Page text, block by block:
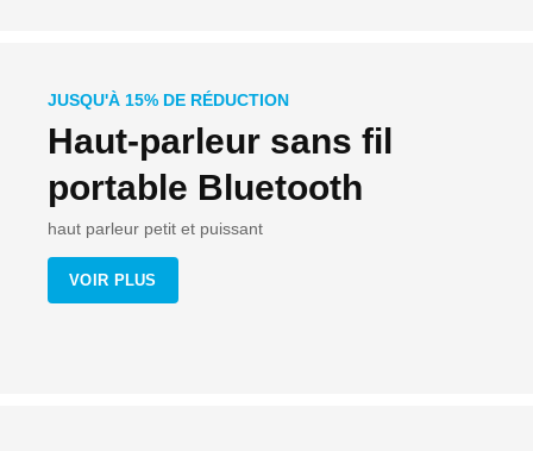
JUSQU'À 15% DE RÉDUCTION
Haut-parleur sans fil
portable Bluetooth
haut parleur petit et puissant
VOIR PLUS